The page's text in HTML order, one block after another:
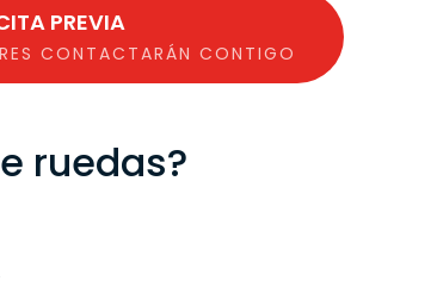
PREVIA
CONTACTARÁN CONTIGO
ruedas?